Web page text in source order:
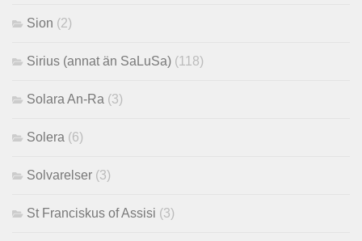
Sion (2)
Sirius (annat än SaLuSa) (118)
Solara An-Ra (3)
Solera (6)
Solvarelser (3)
St Franciskus of Assisi (3)